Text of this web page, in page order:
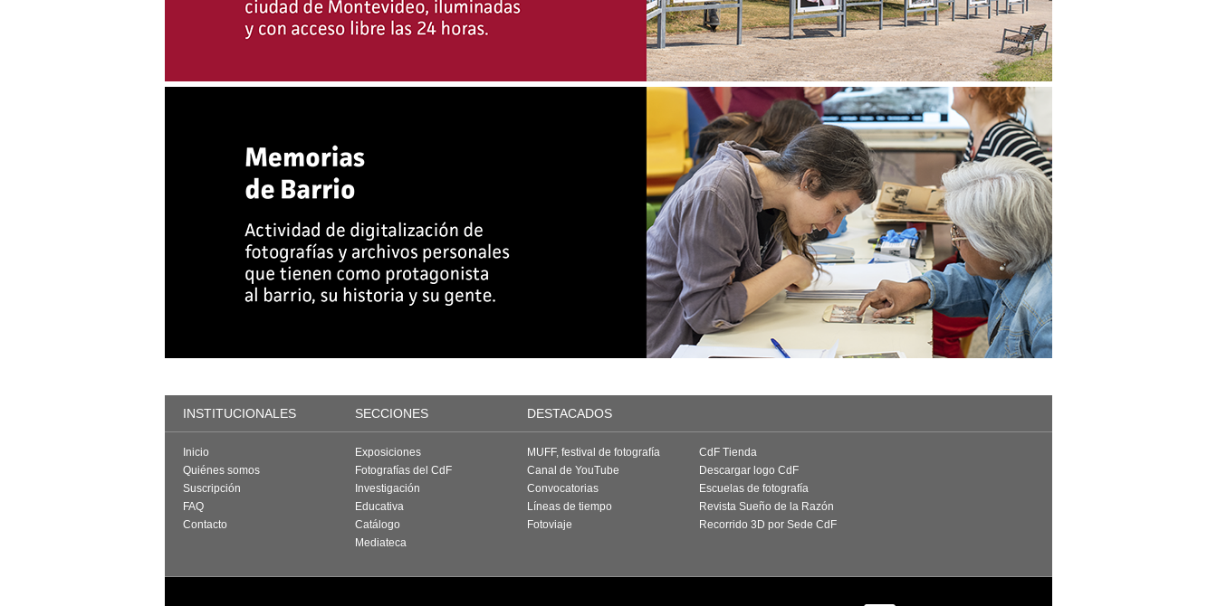
INSTITUCIONALES SECCIONES DESTACADOS
Inicio
Quiénes somos
Suscripción
FAQ
Contacto
Exposiciones
Fotografías del CdF
Investigación
Educativa
Catálogo
Mediateca
MUFF, festival de fotografía
Canal de YouTube
Convocatorias
Líneas de tiempo
Fotoviaje
CdF Tienda
Descargar logo CdF
Escuelas de fotografía
Revista Sueño de la Razón
Recorrido 3D por Sede CdF